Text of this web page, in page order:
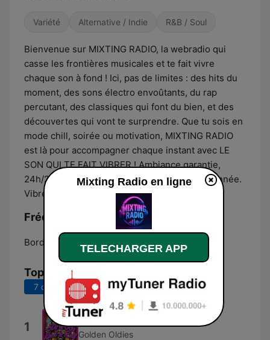
Variété Alternative / Indie R&B / Soul
Bienvenue sur MIXTING RADIO, la webradio qui
casse les frontières musicales et te fait vivre
chaque son à fond ! Ici, pas de limites : des hits du
moment, des sons électro envoûtants, du rap
percutant, des classiques qui font du bien, et des
découvertes qui vont te surprendre. Que tu sois en
mode chill, soirée ou motivation, MIXTING RADIO
est là pour accompagner chaque instant avec LE
SON QUI TE FAIT VIBRER ! Ambiance garantie,
24h/24, 7j/7. Une playlist éclectique et passionnée.
Vibrez fort. Vibrez juste. Vibrez MIXTING.
Fréquences Mixting Radio:
Bordeaux: Online
Top titres
7 derniers jours 30 derniers jours
1 Solid As a Rock
Golden Oldies
Mixting Radio en ligne
TELECHARGER APP